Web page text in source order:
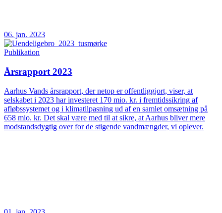
06. jan. 2023
Publikation
Årsrapport 2023
Aarhus Vands årsrapport, der netop er offentliggjort, viser, at
selskabet i 2023 har investeret 170 mio. kr. i fremtidssikring af
afløbssystemet og i klimatilpasning ud af en samlet omsætning på
658 mio. kr. Det skal være med til at sikre, at Aarhus bliver mere
modstandsdygtig over for de stigende vandmængder, vi oplever.